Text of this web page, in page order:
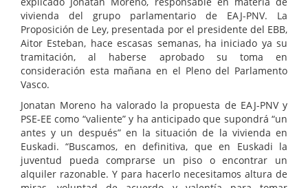
vivienda del grupo parlamentario de EAJ-PNV. La
Proposición de Ley, presentada por el presidente del EBB,
Aitor Esteban, hace escasas semanas, ha iniciado ya su
tramitación, al haberse aprobado su toma en
consideración esta mañana en el Pleno del Parlamento
Vasco.
Jonatan Moreno ha valorado la propuesta de EAJ-PNV y
PSE-EE como “valiente” y ha anticipado que supondrá “un
antes y un después” en la situación de la vivienda en
Euskadi. “Buscamos, en definitiva, que en Euskadi la
juventud pueda comprarse un piso o encontrar un
alquiler razonable. Y para hacerlo necesitamos altura de